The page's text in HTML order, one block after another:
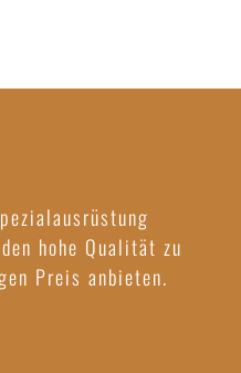
hohe Qualität zu
Preis anbieten.